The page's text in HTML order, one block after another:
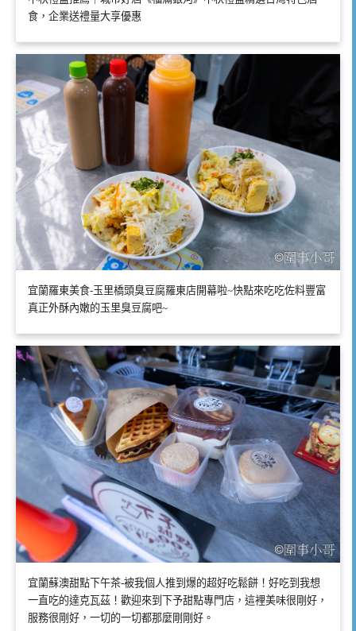
食，企業送禮量大享優惠
宜蘭羅東美食-玉里橋頭臭豆腐羅東店開幕啦~快點來吃吃佐料豐富
真正外酥內嫩的玉里臭豆腐吧~
宜蘭蘇澳甜點下午茶-被我個人推到爆的超好吃鬆餅！好吃到我想
一直吃的達克瓦茲！歡迎來到下予甜點專門店，這裡美味很剛好，
服務很剛好，一切的一切都那麼剛剛好。